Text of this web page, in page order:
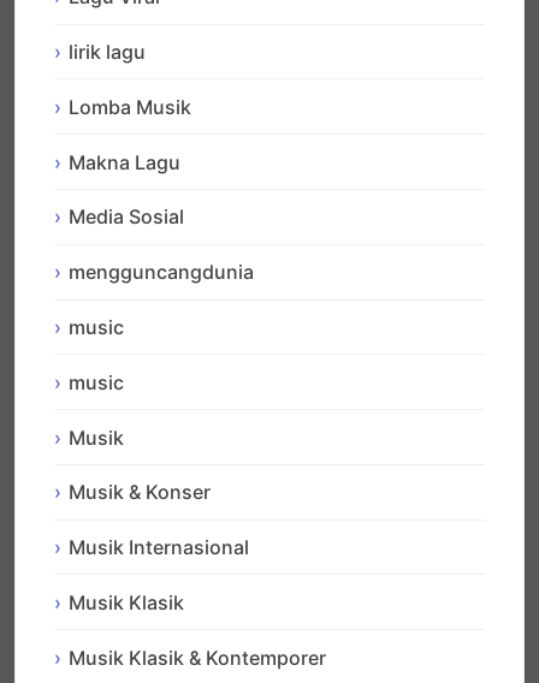
lirik lagu
Lomba Musik
Makna Lagu
Media Sosial
mengguncangdunia
music
music
Musik
Musik & Konser
Musik Internasional
Musik Klasik
Musik Klasik & Kontemporer